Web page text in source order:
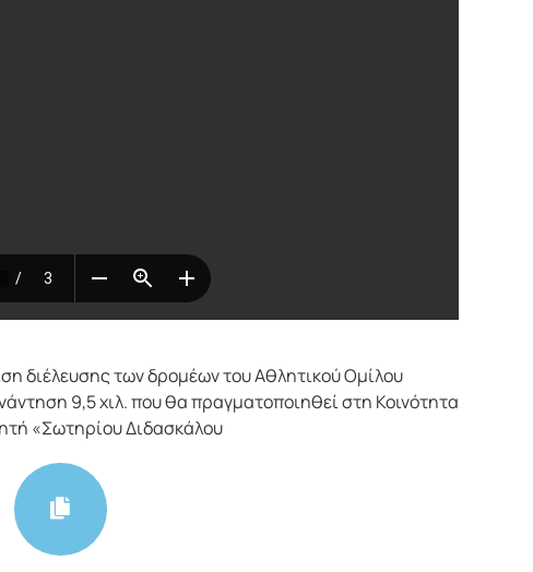
διέλευσης των δρομέων του Αθλητικού Ομίλου
9,5 χιλ. που θα πραγματοποιηθεί στη Κοινότητα
«Σωτηρίου Διδασκάλου